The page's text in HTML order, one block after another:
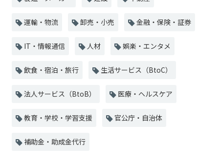
運輸・物流 卸売・小売 金融・保険・証券
IT・情報通信 人材 娯楽・エンタメ
飲食・宿泊・旅行 生活サービス（BtoC）
法人サービス（BtoB） 医療・ヘルスケア
教育・学校・学習支援 官公庁・自治体
補助金・助成金代行